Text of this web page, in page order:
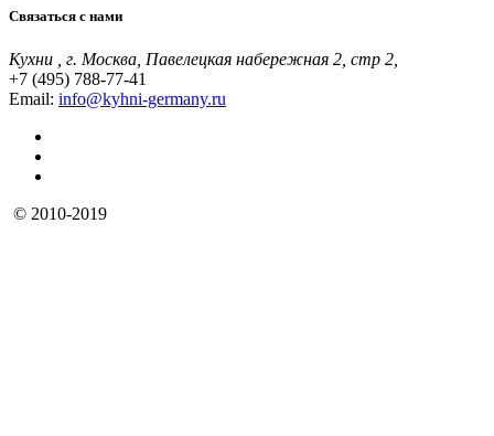
Связаться с нами
Кухни , г. Москва, Павелецкая набережная 2, стр 2,
+7 (495) 788-77-41
Email: info@kyhni-germany.ru
© 2010-2019